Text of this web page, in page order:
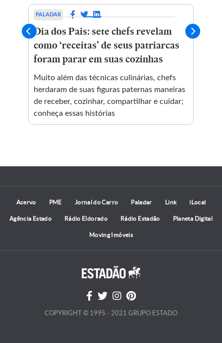
PALADAR
Dia dos Pais: sete chefs revelam
como ‘receitas’ de seus patriarcas
foram parar em suas cozinhas
Muito além das técnicas culinárias, chefs
herdaram de suas figuras paternas maneiras
de receber, cozinhar, compartilhar e cuidar;
conheça essas histórias
Acervo PME Jornal do Carro Paladar Link iLocal
Agência Estado Rádio Eldorado Rádio Estadão Planeta Digital
Moving Imóveis
COPYRIGHT © 1995 - 2021 GRUPO ESTADO